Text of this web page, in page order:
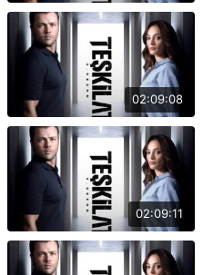
02:09:08
02:09:11